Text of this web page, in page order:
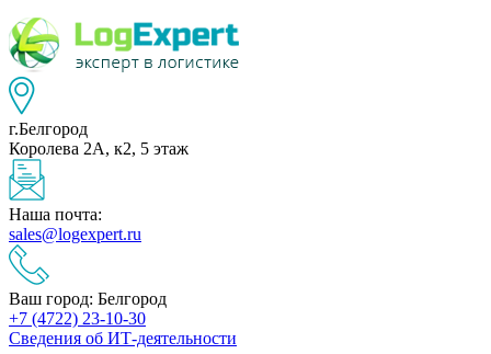
г.Белгород
Королева 2А, к2, 5 этаж
Наша почта:
sales@logexpert.ru
Ваш город: Белгород
+7 (4722) 23-10-30
Сведения об ИТ-деятельности